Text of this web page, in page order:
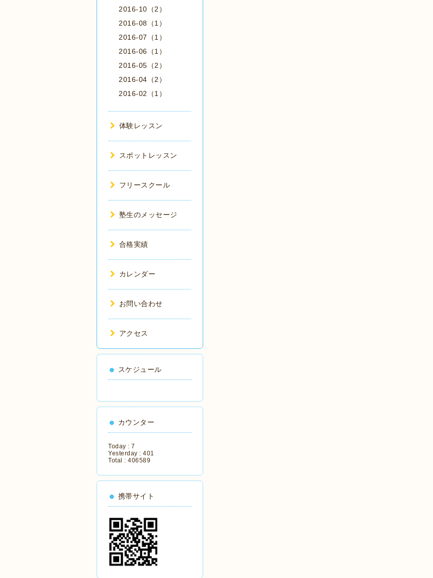
2016-10（2）
2016-08（1）
2016-07（1）
2016-06（1）
2016-05（2）
2016-04（2）
2016-02（1）
体験レッスン
スポットレッスン
フリースクール
塾生のメッセージ
合格実績
カレンダー
お問い合わせ
アクセス
スケジュール
カウンター
Today : 7
Yesterday : 401
Total : 406589
携帯サイト